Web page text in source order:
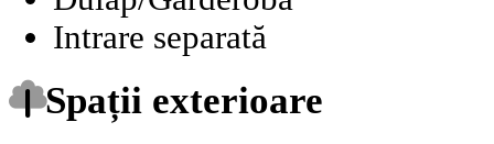
Intrare separată
Spații exterioare